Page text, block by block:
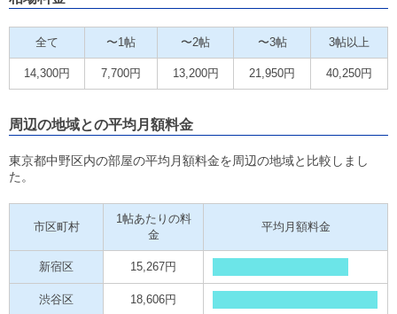
全て 〜1帖 〜2帖 〜3帖 3帖以上
14,300円 7,700円 13,200円 21,950円 40,250円
周辺の地域との平均月額料金
東京都中野区内の部屋の平均月額料金を周辺の地域と比較しまし
た。
市区町村
1帖あたりの料
金
平均月額料金
新宿区 15,267円
渋谷区 18,606円